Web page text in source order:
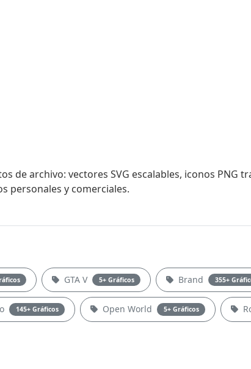
de archivo: vectores SVG escalables, iconos PNG
personales y comerciales.
GTA V 5+ Gráficos Brand 355+
145+ Gráficos Open World 5+ Gráficos